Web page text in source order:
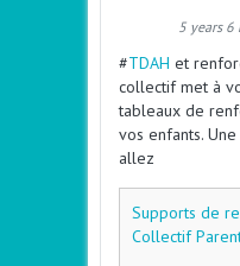
5 years 6
#TDAH et
collectif met à
tableaux de
vos enfants.
allez
Supports de
Collectif